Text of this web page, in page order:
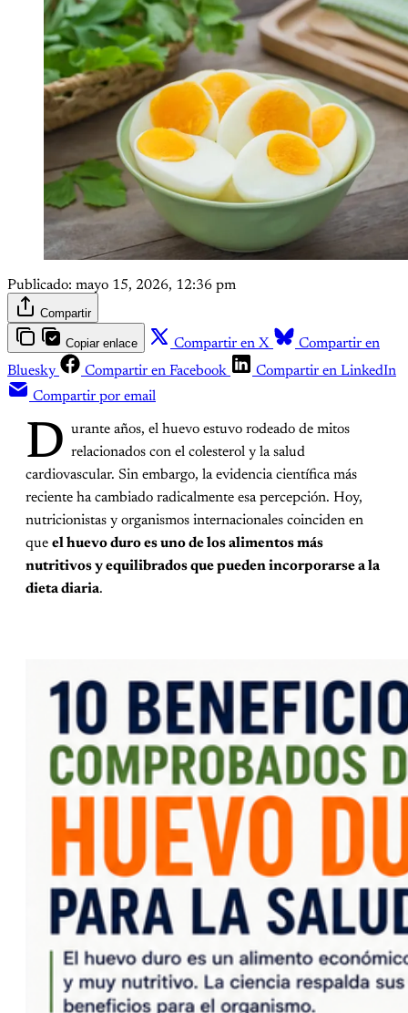
Publicado: mayo 15, 2026, 12:36 pm
Compartir
Copiar enlace Compartir en X
Compartir en
Bluesky
Compartir en Facebook
Compartir en LinkedIn
Compartir por email
D urante años, el huevo estuvo rodeado de mitos
relacionados con el colesterol y la salud
cardiovascular. Sin embargo, la evidencia científica más
reciente ha cambiado radicalmente esa percepción. Hoy,
nutricionistas y organismos internacionales coinciden en
que el huevo duro es uno de los alimentos más
nutritivos y equilibrados que pueden incorporarse a la
dieta diaria.